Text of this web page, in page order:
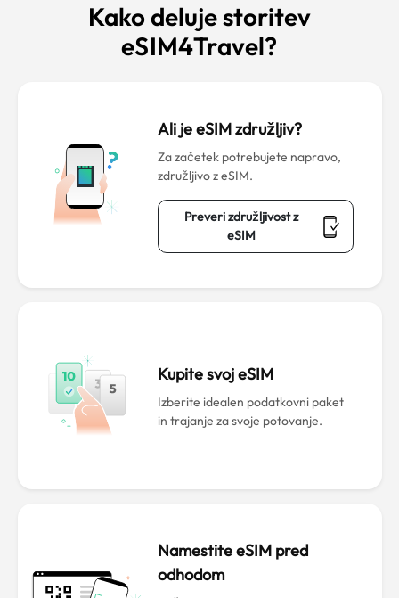
Kako deluje storitev
eSIM4Travel?
Ali je eSIM združljiv?
Za začetek potrebujete napravo,
združljivo z eSIM.
Preveri združljivost z
eSIM
Kupite svoj eSIM
Izberite idealen podatkovni paket
in trajanje za svoje potovanje.
Namestite eSIM pred
odhodom